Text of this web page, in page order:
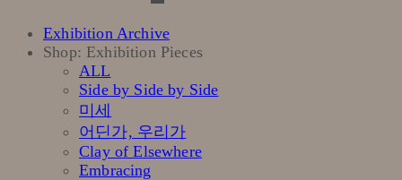
Exhibition Archive
Shop: Exhibition Pieces
ALL
Side by Side by Side
미세
어딘가, 우리가
Clay of Elsewhere
Embracing